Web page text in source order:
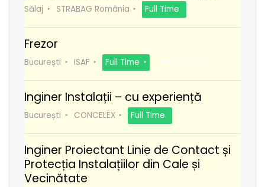
Sălaj
STRABAG România Full Time
Frezor
București ISAF Full Time Recomanda
Inginer Instalații – cu experiență
București CONCELEX Full Time
Inginer Proiectant Linie de Contact și
Protecția Instalațiilor din Cale și
Vecinătate